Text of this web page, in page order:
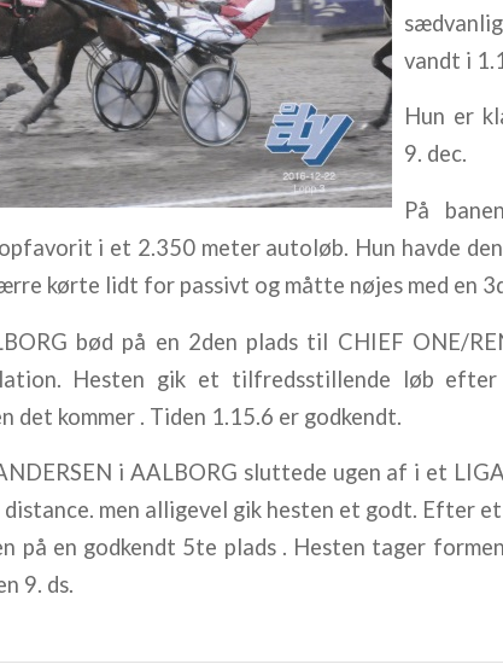
vandt i
Hun er
9. dec.
På
i et 2.350 meter autoløb. Hun havde den
kørte lidt for passivt og måtte nøjes med en
bød på en 2den plads til CHIEF ONE/
Hesten gik et tilfredsstillende løb efter
det kommer . Tiden 1.15.6 er godkendt.
i AALBORG sluttede ugen af i et
men alligevel gik hesten et godt. Efter
på en godkendt 5te plads . Hesten tager
9. ds.